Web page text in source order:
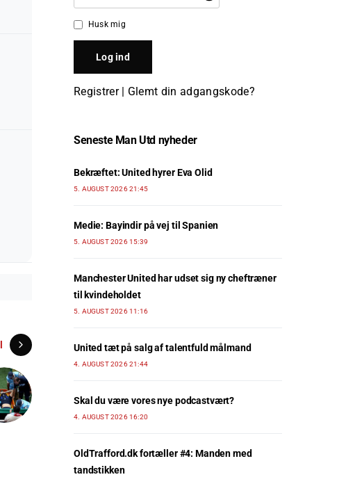
Husk mig
Registrer| Glemt din adgangskode?
Seneste Man Utd nyheder
Bekræftet: United hyrer Eva Olid
5. AUGUST 2026 21:45
Medie: Bayindir på vej til Spanien
5. AUGUST 2026 15:39
Manchester United har udset sig ny cheftræner
til kvindeholdet
5. AUGUST 2026 11:16
United tæt på salg af talentfuld målmand
4. AUGUST 2026 21:44
Skal du være vores nye podcastvært?
4. AUGUST 2026 16:20
OldTrafford.dk fortæller #4: Manden med
tandstikken